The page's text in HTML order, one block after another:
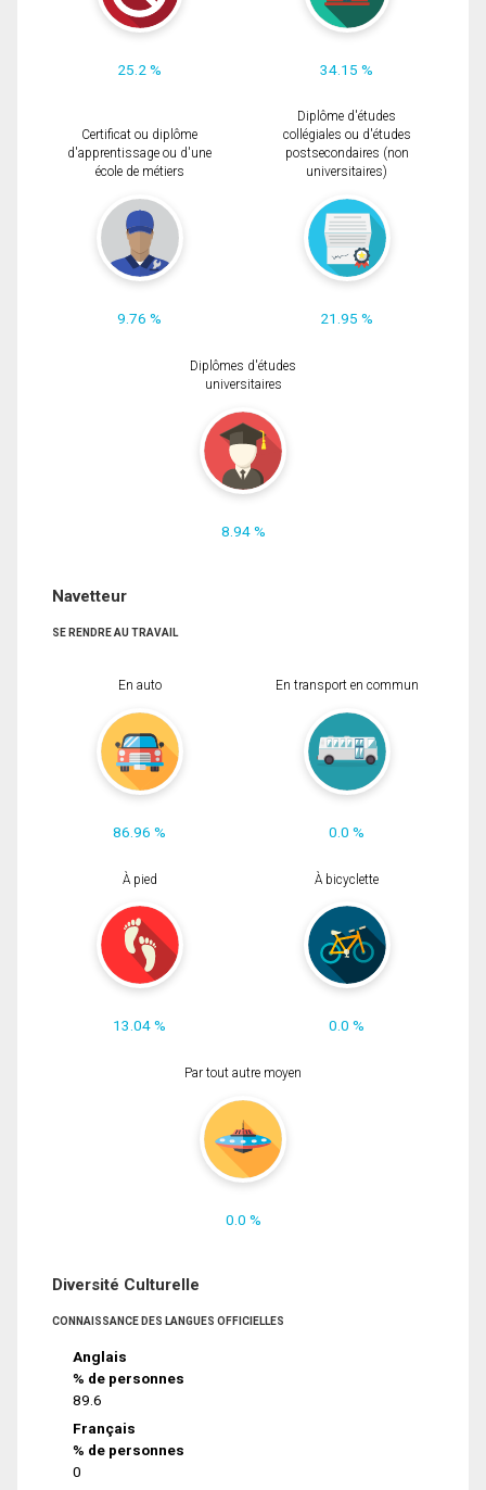
25.2 % 34.15 %
Certificat ou diplôme
d'apprentissage ou d'une
école de métiers
9.76 %
Diplôme d'études
collégiales ou d'études
postsecondaires (non
universitaires)
21.95 %
Diplômes d'études
universitaires
8.94 %
Navetteur
SE RENDRE AU TRAVAIL
En auto
86.96 %
En transport en commun
0.0 %
À pied
13.04 %
À bicyclette
0.0 %
Par tout autre moyen
0.0 %
Diversité Culturelle
CONNAISSANCE DES LANGUES OFFICIELLES
Anglais
% de personnes
89.6
Français
% de personnes
0